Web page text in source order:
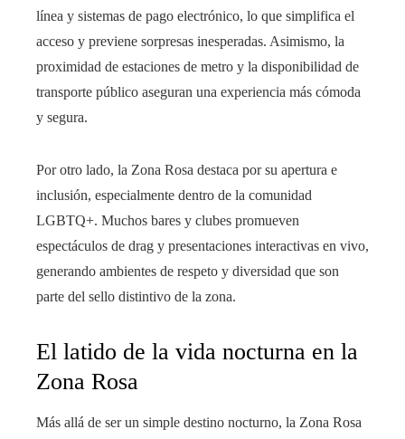
línea y sistemas de pago electrónico, lo que simplifica el
acceso y previene sorpresas inesperadas. Asimismo, la
proximidad de estaciones de metro y la disponibilidad de
transporte público aseguran una experiencia más cómoda
y segura.
Por otro lado, la Zona Rosa destaca por su apertura e
inclusión, especialmente dentro de la comunidad
LGBTQ+. Muchos bares y clubes promueven
espectáculos de drag y presentaciones interactivas en vivo,
generando ambientes de respeto y diversidad que son
parte del sello distintivo de la zona.
El latido de la vida nocturna en la
Zona Rosa
Más allá de ser un simple destino nocturno, la Zona Rosa